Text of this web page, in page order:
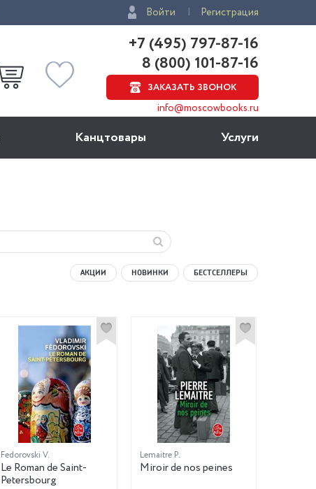
Войти Регистрация
+7 (495) 797-87-16
8 (800) 101-87-16
ЗАКАЗАТЬ ЗВОНОК
info@moscowbooks.ru
Канцтовары Услуги
АКЦИИ НОВИНКИ БЕСТСЕЛЛЕРЫ
Fedorovski V.
Le Roman de Saint-
Petersbourg
Lemaitre P.
Miroir de nos peines